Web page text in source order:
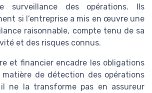
surveillance des opérations. Ils
si l’entreprise a mis en œuvre une
raisonnable, compte tenu de sa
et des risques connus.
et financier encadre les obligations
de détection des opérations
ne la transforme pas en assureur